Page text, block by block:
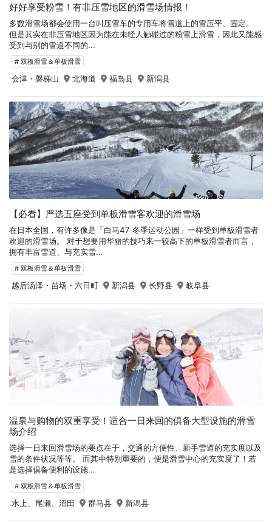
好好享受粉雪！有非压雪地区的滑雪场情报！
多数滑雪场都会使用一台叫压雪车的专用车将雪道上的雪压平、固定。
但是其实在非压雪地区因为能在未经人触碰过的粉雪上滑雪，因此又能感
受到与别的雪道不同的...
# 双板滑雪＆单板滑雪
会津・磐梯山 北海道 福岛县 新潟县
【必看】严选五座受到单板滑雪客欢迎的滑雪场
在日本全国，有许多像是「白马47 冬季运动公园」一样受到单板滑雪者
欢迎的滑雪场。 对于想要用华丽的技巧来一较高下的单板滑雪者而言，
拥有丰富雪道、与充实雪...
# 双板滑雪＆单板滑雪
越后汤泽・苗场・六日町 新潟县 长野县 岐阜县
温泉与购物的双重享受！适合一日来回的俱备大型设施的滑雪
场介绍
选择一日来回滑雪场的要点在于，交通的方便性、新手雪道的充实度以及
雪的条件状况等等。 而其中特别重要的，便是滑雪中心的充实度了！若
是选择俱备便利的设施...
# 双板滑雪＆单板滑雪
水上、尾濑、沼田 群马县 新潟县